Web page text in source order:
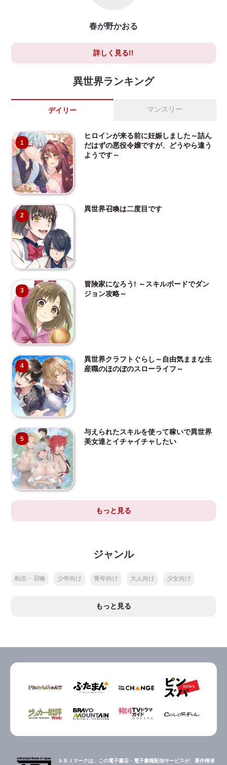
春が野かおる
詳しく見る!!
異世界ランキング
デイリー マンスリー
1
ヒロインが来る前に妊娠しました～詰ん
だはずの悪役令嬢ですが、どうやら違う
ようです～
2
異世界召喚は二度目です
3
冒険家になろう! ～スキルボードでダン
ジョン攻略～
4
異世界クラフトぐらし～自由気ままな生
産職のほのぼのスローライフ～
5
与えられたスキルを使って稼いで異世界
美女達とイチャイチャしたい
もっと見る
ジャンル
転生・召喚 少年向け 青年向け 大人向け 少女向け
もっと見る
ＡＢＪマークは、この電子書店・電子書籍配信サービスが、著作権者